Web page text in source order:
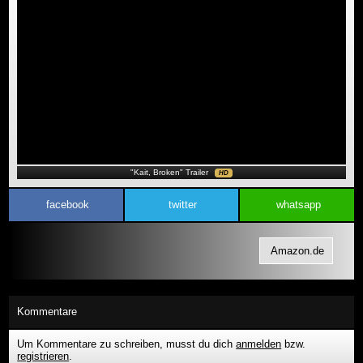
"Kait, Broken" Trailer HD
facebook twitter whatsapp
Amazon.de
Kommentare
Um Kommentare zu schreiben, musst du dichanmelden bzw.
registrieren